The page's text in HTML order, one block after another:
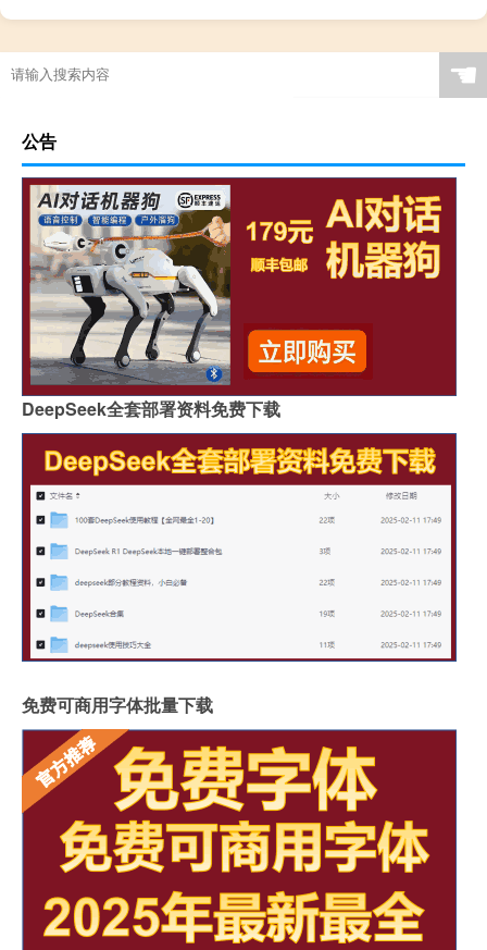
☚
公告
DeepSeek全套部署资料免费下载
免费可商用字体批量下载